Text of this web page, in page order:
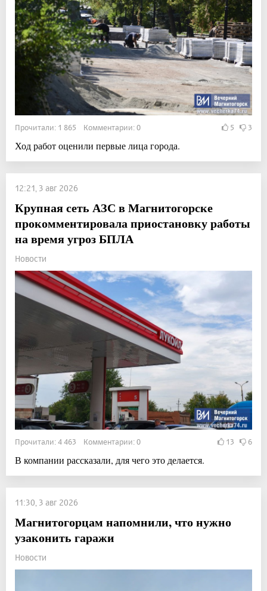
Прочитали: 1 865 Комментарии: 0 5 3
Ход работ оценили первые лица города.
12:21, 3 авг 2026
Крупная сеть АЗС в Магнитогорске
прокомментировала приостановку работы
на время угроз БПЛА
Новости
Прочитали: 4 463 Комментарии: 0 13 6
В компании рассказали, для чего это делается.
11:30, 3 авг 2026
Магнитогорцам напомнили, что нужно
узаконить гаражи
Новости